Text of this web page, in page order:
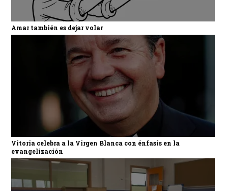
Amar también es dejar volar
Vitoria celebra a la Virgen Blanca con énfasis en la
evangelización